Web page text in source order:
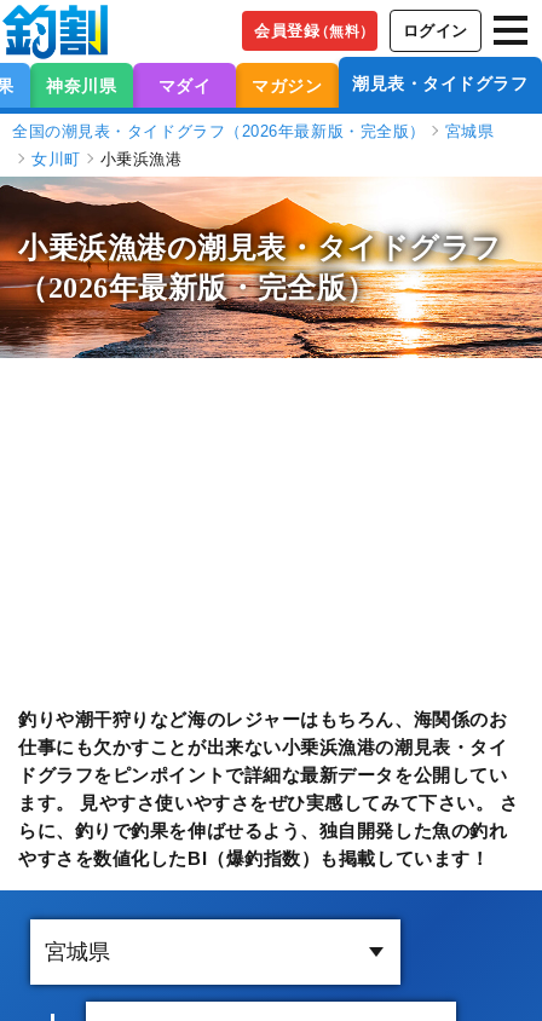
会員登録（無料） ログイン
神奈川県 マダイ マガジン 潮見表・タイドグラフ
全国の潮見表・タイドグラフ（2026年最新版・完全版）
宮城県
女川町
小乗浜漁港
小乗浜漁港の潮見表・タイドグラフ
（2026年最新版・完全版）
釣りや潮干狩りなど海のレジャーはもちろん、海関係のお
仕事にも欠かすことが出来ない小乗浜漁港の潮見表・タイ
ドグラフをピンポイントで詳細な最新データを公開してい
ます。 見やすさ使いやすさをぜひ実感してみて下さい。 さ
らに、釣りで釣果を伸ばせるよう、独自開発した魚の釣れ
やすさを数値化したBI（爆釣指数）も掲載しています！